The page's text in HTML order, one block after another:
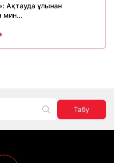
Ақтауда ұлынан
мин...
Табу